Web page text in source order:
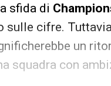
sfida di
sulle cifre.
un
squadra con